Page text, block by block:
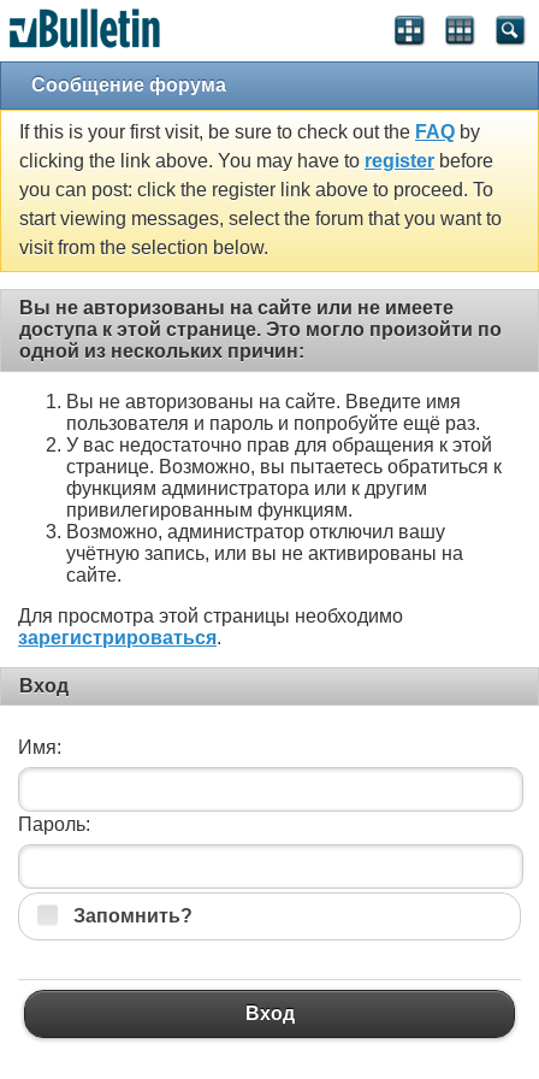
Сообщение форума
If this is your first visit, be sure to check out the FAQ by
clicking the link above. You may have to register before
you can post: click the register link above to proceed. To
start viewing messages, select the forum that you want to
visit from the selection below.
Вы не авторизованы на сайте или не имеете
доступа к этой странице. Это могло произойти по
одной из нескольких причин:
Вы не авторизованы на сайте. Введите имя
пользователя и пароль и попробуйте ещё раз.
У вас недостаточно прав для обращения к этой
странице. Возможно, вы пытаетесь обратиться к
функциям администратора или к другим
привилегированным функциям.
Возможно, администратор отключил вашу
учётную запись, или вы не активированы на
сайте.
Для просмотра этой страницы необходимо
зарегистрироваться.
Вход
Имя:
Пароль:
Запомнить?
Вход